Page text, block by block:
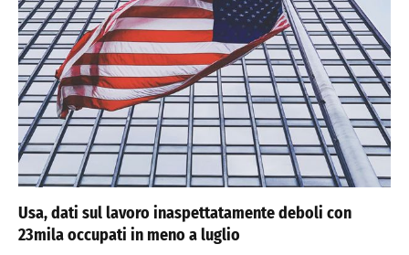
Usa, dati sul lavoro inaspettatamente deboli con
23mila occupati in meno a luglio